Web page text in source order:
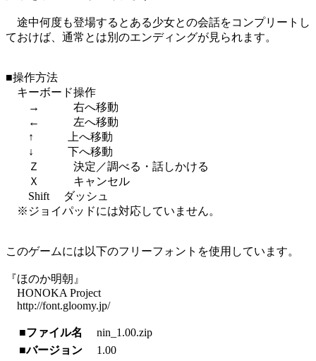
途中何度も登場するとある少女との会話をコンプリートし
ておけば、通常とは別のエンディングが見られます。
■操作方法
キーボード操作
→ 右へ移動
← 左へ移動
↑ 上へ移動
↓ 下へ移動
Ｚ 決定／調べる・話しかける
Ｘ キャンセル
Shift ダッシュ
※ジョイパッドには対応していません。
このゲームには以下のフリーフォントを使用しています。
『ほのか明朝』
HONOKA Project
http://font.gloomy.jp/
■ファイル名
nin_1.00.zip
■バージョン
1.00